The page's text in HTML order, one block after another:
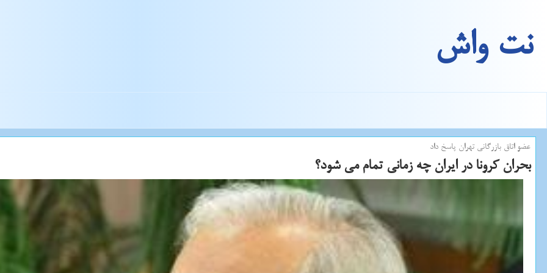
نت واش
عضو اتاق بازرگانی تهران پاسخ داد
بحران كرونا در ایران چه زمانی تمام می شود؟